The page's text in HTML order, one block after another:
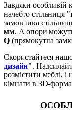
Завдяки особливій
начебто стільниця "
замовника
мм. А опори
Q (прямокутна
Скористайтеся
дизайн".
розмістити меблі, і
кімнати в 3D-